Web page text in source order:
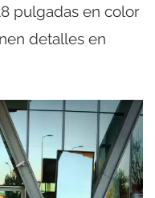
pulgadas en color
detalles en